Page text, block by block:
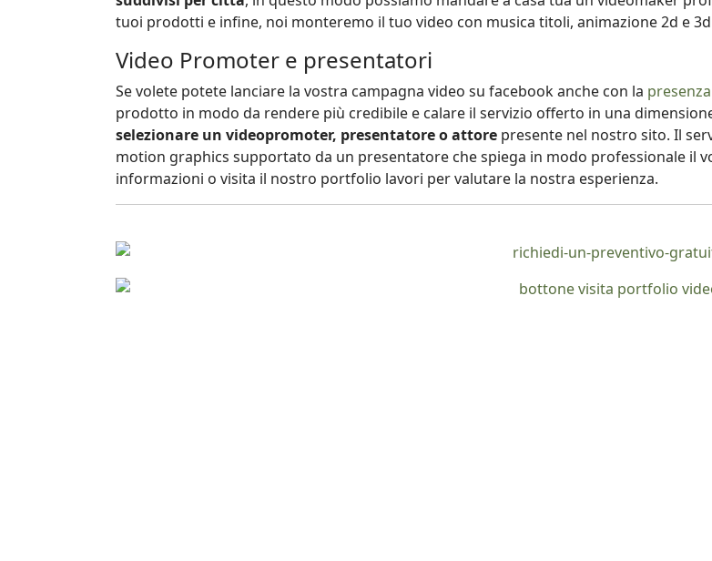
tuoi prodotti e infine, noi monteremo il tuo video con musica titoli, animazione 2d e
Video Promoter e presentatori
Se volete potete lanciare la vostra campagna video su facebook anche con la
prodotto in modo da rendere più credibile e calare il servizio offerto in una
selezionare un videopromoter, presentatore o attore presente nel nostro sito. Il
motion graphics supportato da un presentatore che spiega in modo professionale il
informazioni o visita il nostro portfolio lavori per valutare la nostra esperienza.